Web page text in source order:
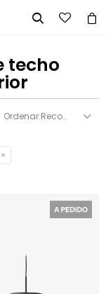

techo
Recomendados